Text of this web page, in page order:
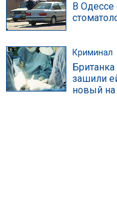
В
Криминал
зашили
новый